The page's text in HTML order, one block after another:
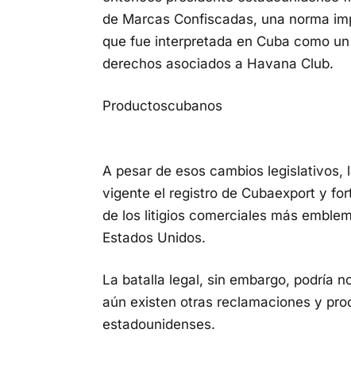
de Marcas Confiscadas, una norma
que fue interpretada en Cuba como
derechos asociados a Havana Club.
Productoscubanos
A pesar de esos cambios
vigente el registro de Cubaexport y
de los litigios comerciales más
Estados Unidos.
La batalla legal, sin embargo, podría
aún existen otras reclamaciones y
estadounidenses.